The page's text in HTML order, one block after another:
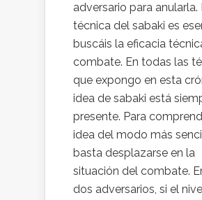
adversario para anularla.
técnica del sabaki es
buscáis la eficacia
combate. En todas las
que expongo en esta
idea de sabaki está
presente. Para
idea del modo más
basta desplazarse en la
situación del combate.
dos adversarios, si el